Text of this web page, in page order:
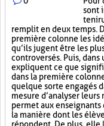
sont
tenir
remplit en deux temps.
première colonne les
qu’ils jugent être les
controversés. Puis,
expliquent ce que
dans la première
quelque sorte engagés
mesure d’analyser
permet aux
la manière dont les